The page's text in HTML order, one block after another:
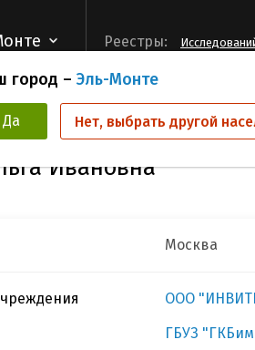
город – Эль-Монте
Да Нет, выбрать другой
Реестры:
Тарасова Ольга Ивановна
Ивановна
Москва
ООО
ГБУЗ